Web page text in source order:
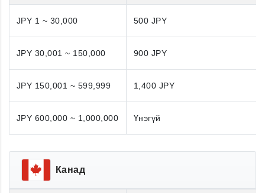
JPY 1 ~ 30,000 500 JPY
JPY 30,001 ~ 150,000 900 JPY
JPY 150,001 ~ 599,999 1,400 JPY
JPY 600,000 ~ 1,000,000 Үнэгүй
Канад